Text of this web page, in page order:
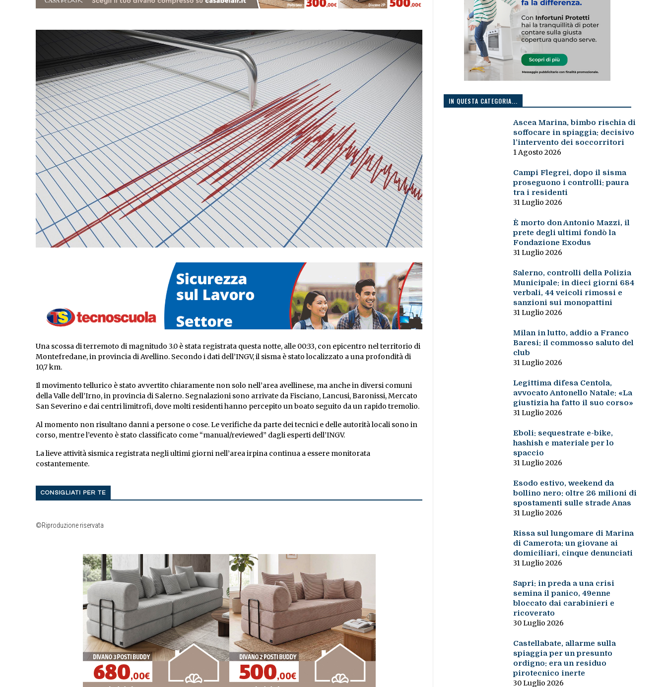
Una scossa di terremoto di magnitudo 3.0 è stata registrata questa notte, alle 00:33, con epicentro nel territorio di
Montefredane, in provincia di Avellino. Secondo i dati dell’INGV, il sisma è stato localizzato a una profondità di
10,7 km.
Il movimento tellurico è stato avvertito chiaramente non solo nell’area avellinese, ma anche in diversi comuni
della Valle dell’Irno, in provincia di Salerno. Segnalazioni sono arrivate da Fisciano, Lancusi, Baronissi, Mercato
San Severino e dai centri limitrofi, dove molti residenti hanno percepito un boato seguito da un rapido tremolio.
Al momento non risultano danni a persone o cose. Le verifiche da parte dei tecnici e delle autorità locali sono in
corso, mentre l’evento è stato classificato come “manual/reviewed” dagli esperti dell’INGV.
La lieve attività sismica registrata negli ultimi giorni nell’area irpina continua a essere monitorata
costantemente.
CONSIGLIATI PER TE
©Riproduzione riservata
IN QUESTA CATEGORIA...
Ascea Marina, bimbo rischia di
soffocare in spiaggia: decisivo
l’intervento dei soccorritori
1 Agosto 2026
Campi Flegrei, dopo il sisma
proseguono i controlli: paura
tra i residenti
31 Luglio 2026
È morto don Antonio Mazzi, il
prete degli ultimi fondò la
Fondazione Exodus
31 Luglio 2026
Salerno, controlli della Polizia
Municipale: in dieci giorni 684
verbali, 44 veicoli rimossi e
sanzioni sui monopattini
31 Luglio 2026
Milan in lutto, addio a Franco
Baresi: il commosso saluto del
club
31 Luglio 2026
Legittima difesa Centola,
avvocato Antonello Natale: «La
giustizia ha fatto il suo corso»
31 Luglio 2026
Eboli: sequestrate e-bike,
hashish e materiale per lo
spaccio
31 Luglio 2026
Esodo estivo, weekend da
bollino nero: oltre 26 milioni di
spostamenti sulle strade Anas
31 Luglio 2026
Rissa sul lungomare di Marina
di Camerota: un giovane ai
domiciliari, cinque denunciati
31 Luglio 2026
Sapri: in preda a una crisi
semina il panico, 49enne
bloccato dai carabinieri e
ricoverato
30 Luglio 2026
Castellabate, allarme sulla
spiaggia per un presunto
ordigno: era un residuo
pirotecnico inerte
30 Luglio 2026